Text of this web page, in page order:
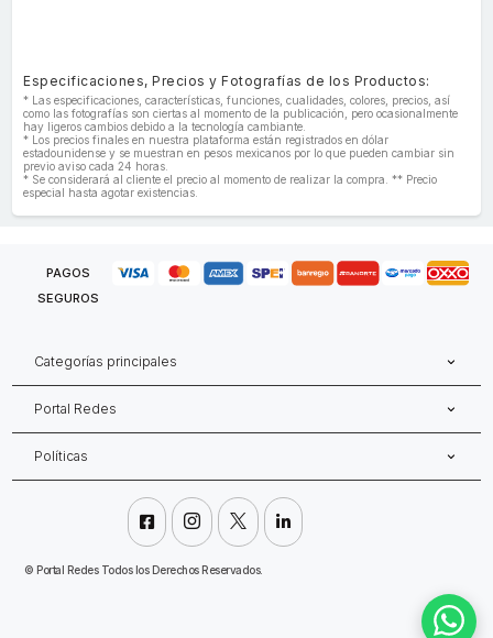
Especificaciones, Precios y Fotografías de los Productos:
* Las especificaciones, características, funciones, cualidades, colores, precios, así
como las fotografías son ciertas al momento de la publicación, pero ocasionalmente
hay ligeros cambios debido a la tecnología cambiante.
* Los precios finales en nuestra plataforma están registrados en dólar
estadounidense y se muestran en pesos mexicanos por lo que pueden cambiar sin
previo aviso cada 24 horas.
* Se considerará al cliente el precio al momento de realizar la compra. ** Precio
especial hasta agotar existencias.
PAGOS
SEGUROS
Categorías principales
Portal Redes
Políticas
   
©Portal Redes Todos los Derechos Reservados.